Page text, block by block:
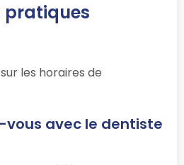
pratiques
les horaires de
vous avec le dentiste